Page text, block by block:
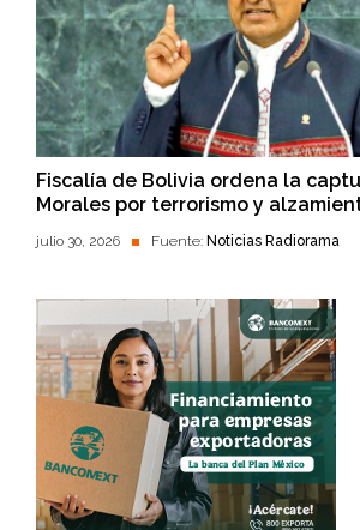
Fiscalía de Bolivia ordena la
Morales por terrorismo y
julio 30, 2026 Fuente: Noticias Radiorama